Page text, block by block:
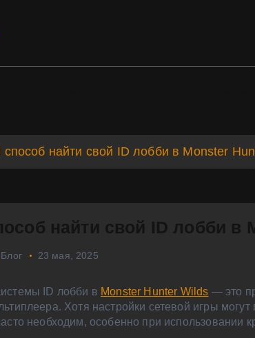
найти свой ID лобби в Monster
найти свой ID лобби в
Блог 23 мая, 2025
ID лобби в Monster Hunter Wilds — это
Хотя настройки сетевой игры
необходим, особенно при использовании